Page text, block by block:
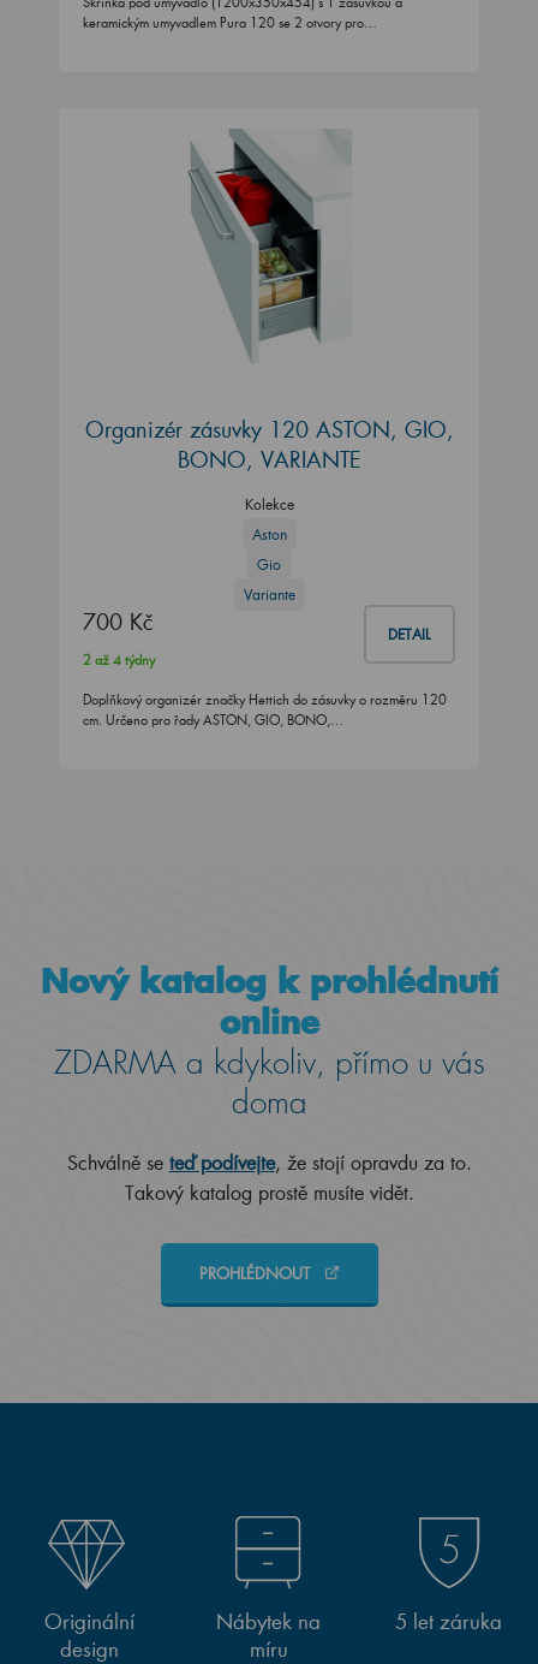
keramickým umyvadlem Pura 120 se 2 otvory pro…
Organizér zásuvky 120 ASTON, GIO,
BONO, VARIANTE
Kolekce
Aston
Gio
Variante
700 Kč DETAIL
2 až 4 týdny
Doplňkový organizér značky Hettich do zásuvky o rozměru 120
cm. Určeno pro řady ASTON, GIO, BONO,…
Nový katalog k prohlédnutí
online
ZDARMA a kdykoliv, přímo u vás
doma
Schválně se teď podívejte, že stojí opravdu za to.
Takový katalog prostě musíte vidět.
PROHLÉDNOUT
Originální
design
Nábytek na
míru
5 let záruka